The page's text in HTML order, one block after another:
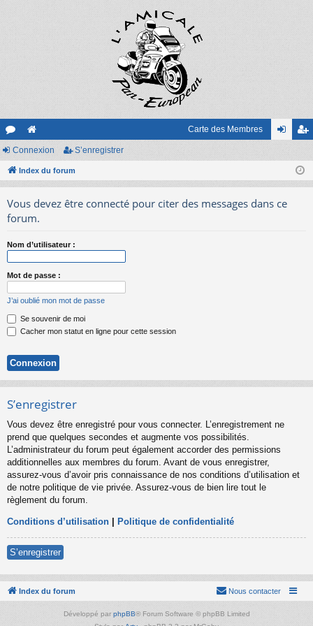
or
u
s
e
sit
Carte des Membres
nr
Connexion S’enregistrer
Index du forum
Vous devez être connecté pour citer des messages dans ce
forum.
Nom d’utilisateur :
Mot de passe :
J’ai oublié mon mot de passe
Se souvenir de moi
Cacher mon statut en ligne pour cette session
S’enregistrer
Vous devez être enregistré pour vous connecter. L’enregistrement ne
prend que quelques secondes et augmente vos possibilités.
L’administrateur du forum peut également accorder des permissions
additionnelles aux membres du forum. Avant de vous enregistrer,
assurez-vous d’avoir pris connaissance de nos conditions d’utilisation et
de notre politique de vie privée. Assurez-vous de bien lire tout le
règlement du forum.
Conditions d’utilisation | Politique de confidentialité
S’enregistrer
Index du forum Nous contacter
Développé par phpBB® Forum Software © phpBB Limited